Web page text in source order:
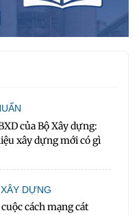
của Bộ Xây dựng:
xây dựng mới có gì
DỰNG
cách mạng cát